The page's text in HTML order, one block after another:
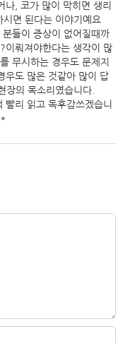
나, 코가 많이 막히면 생리
면 된다는 이야기예요
들이 증상이 없어질때까
이뤄져야한다는 생각이 많
무시하는 경우도 문제지
우도 많은 것같아 많이 답
의 목소리였습니다.
빨리 읽고 독후감쓰겠습니